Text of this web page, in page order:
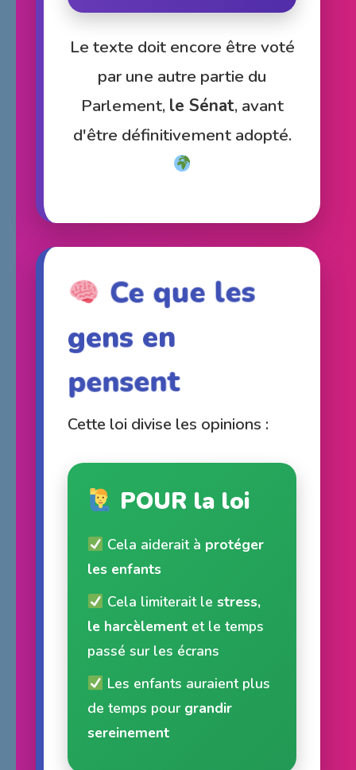
Le texte doit encore être voté
par une autre partie du
Parlement, le Sénat, avant
d'être définitivement adopté.
Ce que les
gens en
pensent
Cette loi divise les opinions :
POUR la loi
Cela aiderait à protéger
les enfants
Cela limiterait lestress,
le harcèlement et le temps
passé sur les écrans
Les enfants auraient plus
de temps pour grandir
sereinement